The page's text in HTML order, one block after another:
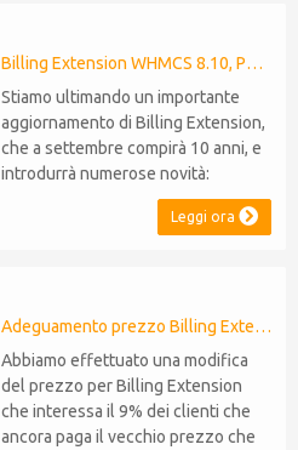
recentemente rilasciato WHMCS
8.11, che introduce il supporto a
PHP 8.2. Questo non modifica il...
Billing Extension WHMCS 8.10, PHP 8.1
Stiamo ultimando un importante
aggiornamento di Billing Extension,
che a settembre compirà 10 anni, e
introdurrà numerose novità:
Supporto WHMCS 8.10: il modulo
sarà compatibile con WHMCS 8.10,
rinunciare a funzionalità Supporto
P...
Leggi ora
Adeguamento prezzo Billing Extension
Abbiamo effettuato una modifica
del prezzo per Billing Extension
che interessa il 9% dei clienti che
ancora paga il vecchio prezzo che